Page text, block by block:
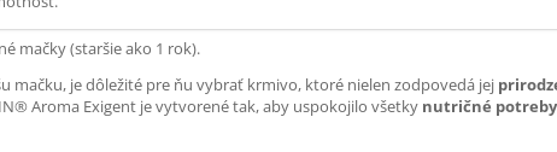
mačky (staršie ako 1 rok).
mačku, je dôležité pre ňu vybrať krmivo, ktoré nielen zodpovedá jej
Aroma Exigent je vytvorené tak, aby uspokojilo všetky nutričné